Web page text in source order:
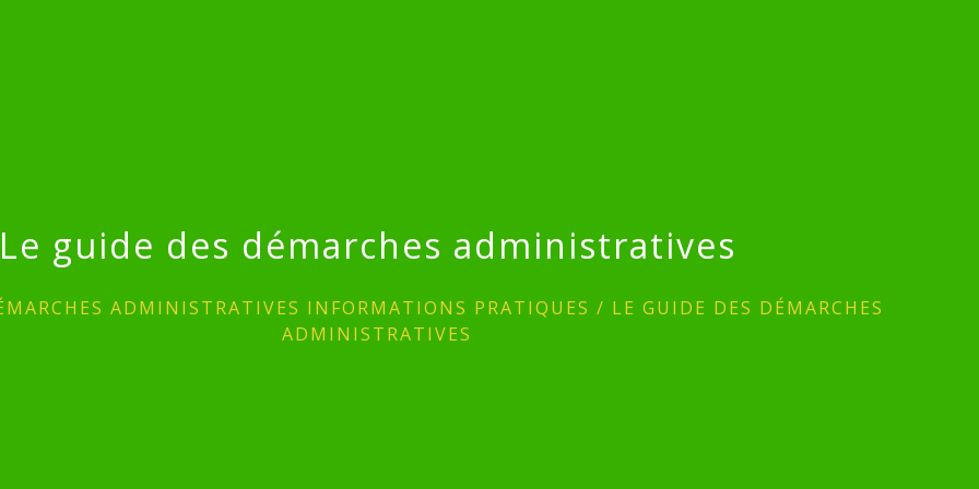
Le guide des démarches administratives
ADMINISTRATIVES INFORMATIONS PRATIQUES / LE GUIDE DES DÉMARCHES
ADMINISTRATIVES